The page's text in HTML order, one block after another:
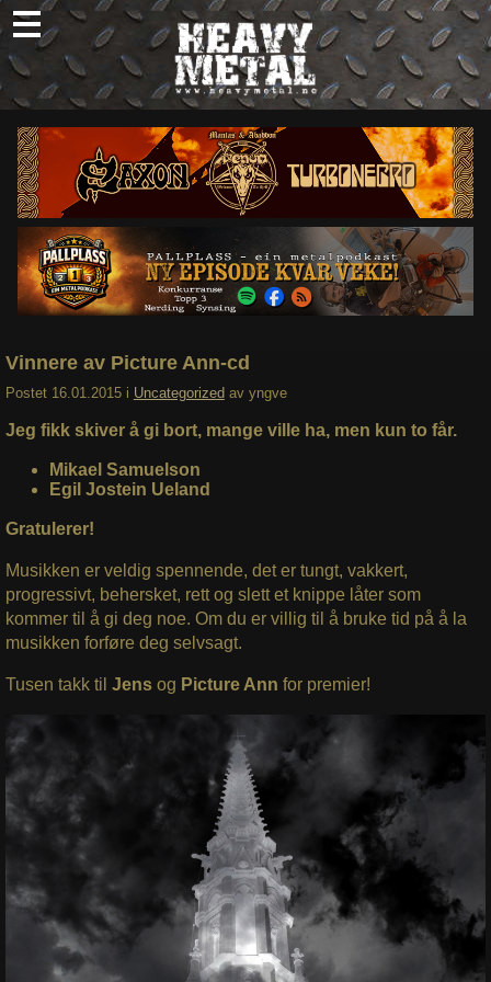
Skip
to
content
Nyheter
Omtaler
Intervjuer
Om oss
Abonner
Søk
Vinnere av Picture Ann-cd
Postet 16.01.2015 i Uncategorized av yngve
Jeg fikk skiver å gi bort, mange ville ha, men kun to får.
Mikael Samuelson
Egil Jostein Ueland
Gratulerer!
Musikken er veldig spennende, det er tungt, vakkert,
progressivt, behersket, rett og slett et knippe låter som
kommer til å gi deg noe. Om du er villig til å bruke tid på å la
musikken forføre deg selvsagt.
Tusen takk til Jens og Picture Ann for premier!